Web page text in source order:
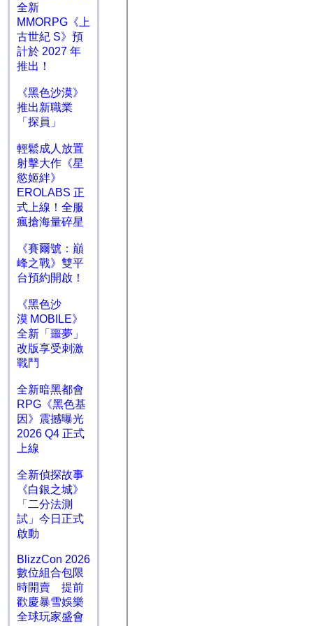
全新
MMORPG《上
古世紀 S》預
計於 2027 年
推出！
《黑色沙漠》
推出新職業
「探員」
輕鬆成人放置
射擊大作《星
慾姬絆》
EROLABS 正
式上線！全服
瘋搶海量碎星
《賽爾號：巔
峰之戰》雙平
台預約開啟！
《黑色沙
漠 MOBILE》
全新「噩夢」
改版享受刺激
戰鬥
全新暗黑都會
RPG《黑色基
因》震撼曝光
2026 Q4 正式
上線
全新偵探故事
《白銀之城》
「二分法測
試」今日正式
啟動
BlizzCon 2026
數位組合包限
時開賣 提前
歡慶暴雪娛樂
全球玩家盛會